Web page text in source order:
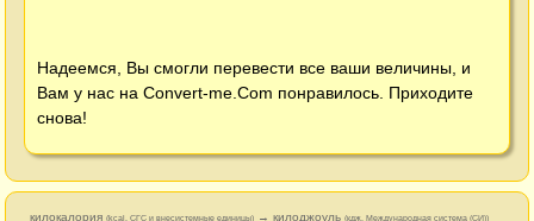
Надеемся, Вы смогли перевести все ваши величины, и
Вам у нас на Convert-me.Com понравилось. Приходите
снова!
килокалория (kcal, СГС и внесистемные единицы) → килоджоуль (кдж, Международная система (СИ))